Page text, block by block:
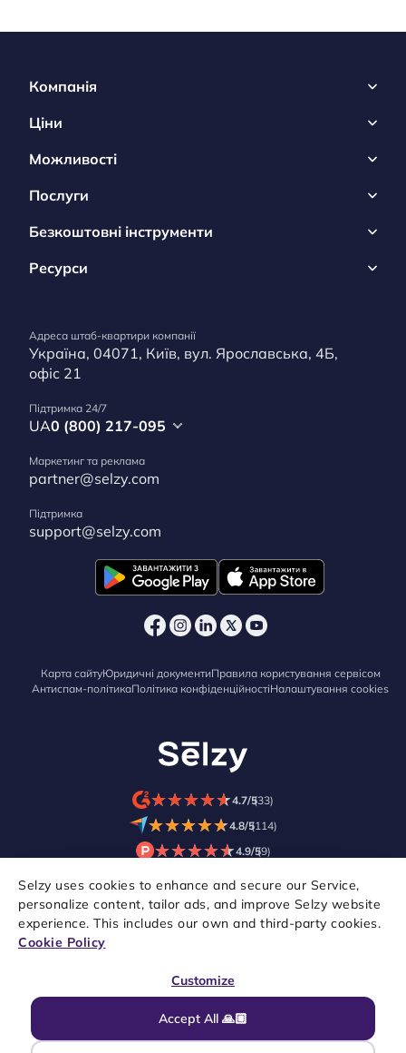
Selzy uses cookies to enhance and secure our Service,
personalize content, tailor ads, and improve Selzy website
experience. This includes our own and third-party cookies.
Cookie Policy
Accept All 🙏🏼
Customize
Компанія
Ціни
Можливості
Послуги
Безкоштовні інструменти
Ресурси
Адреса штаб-квартири компанії
Україна, 04071, Київ, вул. Ярославська, 4Б,
офіс 21
Підтримка 24/7
UA0 (800) 217-095
Маркетинг та реклама
partner@selzy.com
Підтримка
support@selzy.com
Карта сайтуЮридичні документиПравила користування сервісом
Антиспам-політикаПолітика конфіденційностіНалаштування cookies
★★★★★
★★★★★4.7/5(33)
★★★★★
★★★★★4.8/5(114)
★★★★★
★★★★★4.9/5(9)
© 2021–2026 Selzy. Всі права захищені.